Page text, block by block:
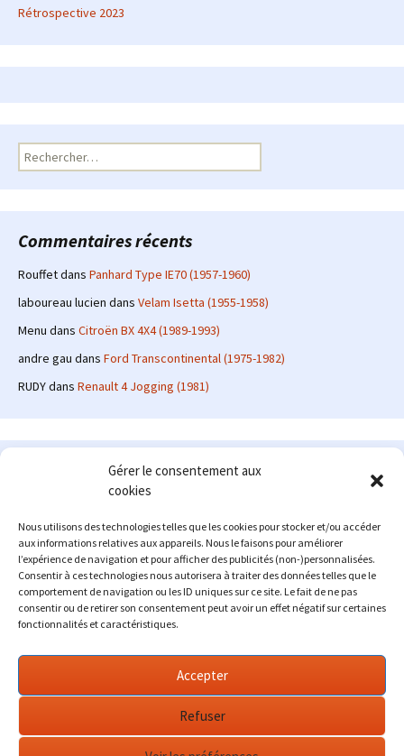
Gérer le consentement aux
cookies
Nous utilisons des technologies telles que les cookies pour stocker et/ou accéder
aux informations relatives aux appareils. Nous le faisons pour améliorer
l’expérience de navigation et pour afficher des publicités (non-)personnalisées.
Consentir à ces technologies nous autorisera à traiter des données telles que le
comportement de navigation ou les ID uniques sur ce site. Le fait de ne pas
consentir ou de retirer son consentement peut avoir un effet négatif sur certaines
fonctionnalités et caractéristiques.
Accepter
Refuser
Rétrospective 2023
Rechercher :
Commentaires récents
Rouffetdans Panhard Type IE70 (1957-1960)
laboureau lucien dans Velam Isetta (1955-1958)
Menu dans Citroën BX 4X4 (1989-1993)
andre gau dans Ford Transcontinental (1975-1982)
RUDYdans Renault 4 Jogging (1981)
Le site en quelques mots
: passionné d'automobile ancienne depuis de
nombreuses années, j'ai commencé à partager ma passion sur
internet à partir de 2009 au travers d'un blog qui a connu un relatif
succès. Fin 2013, je décide de prendre mon autonomie et me lancer
avec mon propre site : l'Automobile Ancienne.
Me contacter : alex(at)lautomobileancienne.com